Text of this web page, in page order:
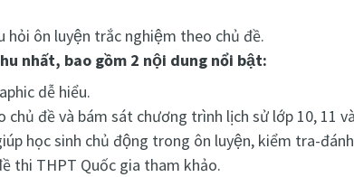
ôn luyện trắc nghiệm theo chủ đề.
nhất, bao gồm 2 nội dung nổi bật:
dễ hiểu.
đề và bám sát chương trình lịch sử lớp 10, 11
học sinh chủ động trong ôn luyện, kiểm tra-
thi THPT Quốc gia tham khảo.